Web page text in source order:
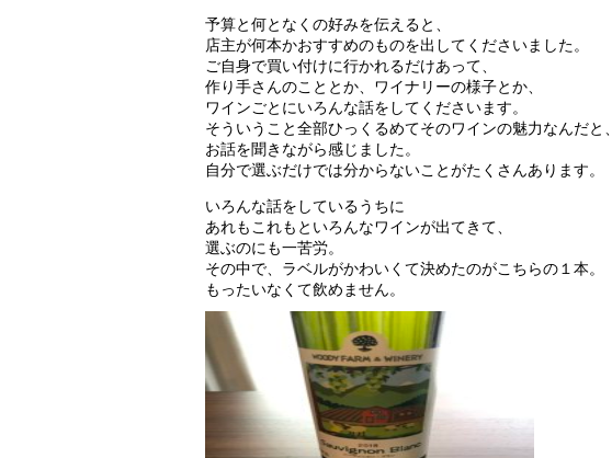
予算と何となくの好みを伝えると、
店主が何本かおすすめのものを出してくださいました。
ご自身で買い付けに行かれるだけあって、
作り手さんのこととか、ワイナリーの様子とか、
ワインごとにいろんな話をしてくださいます。
そういうこと全部ひっくるめてそのワインの魅力なんだと、
お話を聞きながら感じました。
自分で選ぶだけでは分からないことがたくさんあります。
いろんな話をしているうちに
あれもこれもといろんなワインが出てきて、
選ぶのにも一苦労。
その中で、ラベルがかわいくて決めたのがこちらの１本。
もったいなくて飲めません。